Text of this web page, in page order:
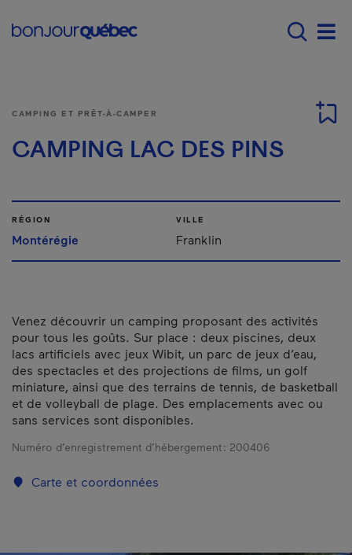
Main navigation -
CAMPING ET PRÊT-À-CAMPER
CAMPING LAC DES PINS
RÉGION
Montérégie
VILLE
Franklin
Venez découvrir un camping proposant des activités
pour tous les goûts. Sur place : deux piscines, deux
lacs artificiels avec jeux Wibit, un parc de jeux d’eau,
des spectacles et des projections de films, un golf
miniature, ainsi que des terrains de tennis, de basketball
et de volleyball de plage. Des emplacements avec ou
sans services sont disponibles.
Numéro d’enregistrement d’hébergement : 200406
Carte et coordonnées